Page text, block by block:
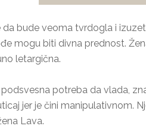
bude veoma tvrdogla i
mogu biti divna prednost.
letargična.
podsvesna potreba da vlada,
jer je čini manipulativnom.
Lava.